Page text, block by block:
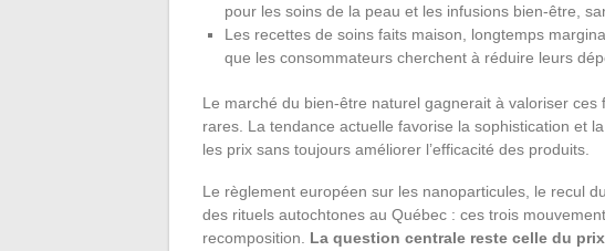
pour les soins de la peau et les infusions bien-être,
Les recettes de soins faits maison, longtemps
que les consommateurs cherchent à réduire leurs
Le marché du bien-être naturel gagnerait à valoriser
rares. La tendance actuelle favorise la sophistication et
les prix sans toujours améliorer l’efficacité des produits.
Le règlement européen sur les nanoparticules, le recul
des rituels autochtones au Québec : ces trois
recomposition. La question centrale reste celle du prix